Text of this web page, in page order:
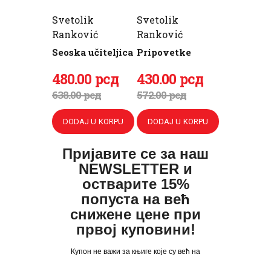
Svetolik
Ranković
Seoska učiteljica
638.00рсд
Originalna
cena
je
bila:
638.
480.00 рсд
Trenutna
cena
je:
480.
DODAJ U KORPU
Svetolik
Ranković
Pripovetke
572.00рсд
Originalna
cena
je
bila:
572 .
0
0
рсд.
430.00 рсд
Trenutna
cena
je:
430.
0
0
рсд.
DODAJ U KORPU
Пријавите се за наш
NEWSLETTER и
остварите 15%
попуста на већ
снижене цене при
првој куповини!
Купон не важи за књиге које су већ на
ПРИЈАВА